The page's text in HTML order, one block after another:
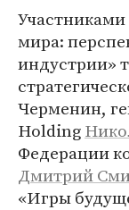
мира:
индустрии»
Черменин,
Holding
Федерации
Дмитрий
«Игры